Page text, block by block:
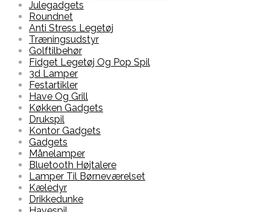
Julegadgets
Roundnet
Anti Stress Legetøj
Træningsudstyr
Golftilbehør
Fidget Legetøj Og Pop Spil
3d Lamper
Festartikler
Have Og Grill
Køkken Gadgets
Drukspil
Kontor Gadgets
Gadgets
Månelamper
Bluetooth Højtalere
Lamper Til Børneværelset
Kæledyr
Drikkedunke